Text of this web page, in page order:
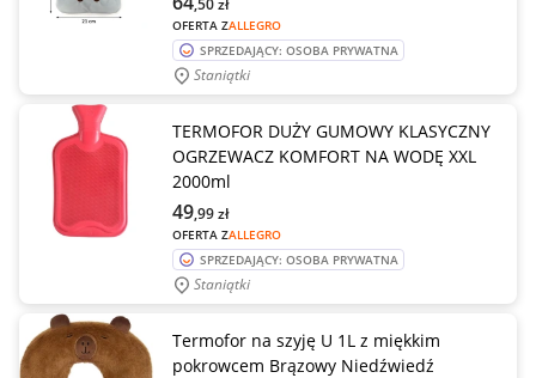
OFERTA ZALLEGRO
,50zł
SPRZEDAJĄCY: OSOBA PRYWATNA
Staniątki
TERMOFOR DUŻY GUMOWY KLASYCZNY
OGRZEWACZ KOMFORT NA WODĘ XXL
2000ml
OFERTA ZALLEGRO
49,99zł
SPRZEDAJĄCY: OSOBA PRYWATNA
Staniątki
Termofor na szyję U 1L z miękkim
pokrowcem Brązowy Niedźwiedź